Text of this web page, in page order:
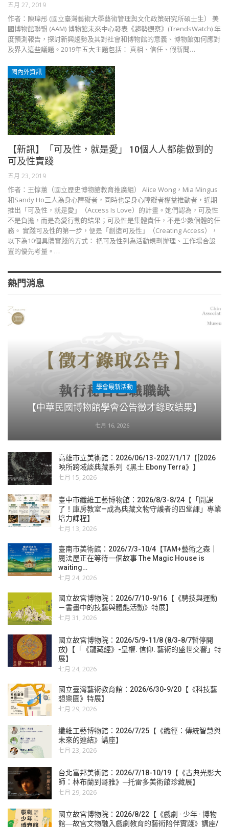
五月 27, 2019
作者：陳瑋彤 (國立臺灣藝術大學藝術管理與文化政策研究所碩士生） 美
國博物館聯盟 (AAM) 博物館未來中心發表《趨勢觀察》(TrendsWatch) 年
度預測報告，探討新興趨勢及其對社會和博物館的意義、博物館如何應對
及界入這些議題。2019年五大主題包括： 真相、信任、假新聞…
國內外資訊
【新訊】「可及性，就是愛」 10個人人都能做到的
可及性實踐
五月 23, 2019
作者：王惇蕙（國立歷史博物館教育推廣組） Alice Wong，Mia Mingus
和Sandy Ho三人為身心障礙者，同時也是身心障礙者權益推動者，近期
推出「可及性，就是愛」（Access Is Love）的計畫。她們認為，可及性
不是負擔，而是為愛行動的結果；可及性是集體責任，不是少數個體的任
務。 實踐可及性的第一步，便是「創造可及性」（Creating Access），
以下為10個具體實踐的方式： 把可及性列為活動規劃辦理、工作場合設
置的優先考量。…
熱門消息
學會最新活動
【中華民國博物館學會公告徵才錄取結果】
七月 16, 2026
高雄市立美術館：2026/06/13-2027/1/17【[2026
映所跨域談典藏系列《黑土 Ebony Terra》】
七月 15, 2026
臺中市纖維工藝博物館：2026/8/3-8/24【「開課
了！庫房教室—成為典藏文物守護者的四堂課」專業
培力課程】
七月 13, 2026
臺南市美術館：2026/7/3-10/4【TAM+藝術之森｜
魔法屋正在等待一個故事 The Magic House is
waiting…
七月 24, 2026
國立故宮博物院：2026/7/10-9/16【《騁技與運動
－書畫中的技藝與體能活動》特展】
七月 31, 2026
國立故宮博物院：2026/5/9-11/8 (8/3-8/7暫停開
放)【「《龍藏經》-皇權. 信仰. 藝術的盛世交響」特
展】
七月 24, 2026
國立臺灣藝術教育館：2026/6/30-9/20【《科技藝
想樂園》特展】
七月 29, 2026
纖維工藝博物館：2026/7/25【《織徑：傳統智慧與
未來的連結》講座】
七月 23, 2026
台北富邦美術館：2026/7/18-10/19【《古典光影大
師：林布蘭到哥雅》─托雷多美術館珍藏展】
七月 29, 2026
國立故宮博物院：2026/8/22【《戲劇 · 少年 · 博物
館―故宮文物融入戲劇教育的藝術陪伴實踐》講座/